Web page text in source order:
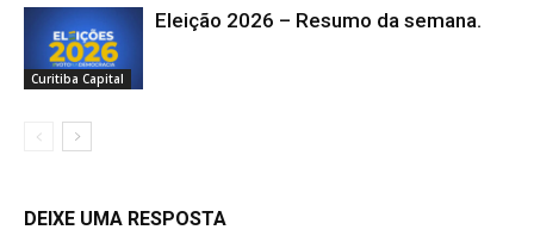
Curitiba Capital
Eleição 2026 – Resumo da semana.
DEIXE UMA RESPOSTA